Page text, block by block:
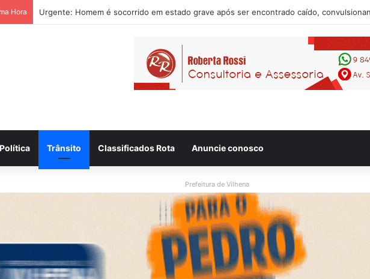
Hora Rosangela Donadon tem candidatura à reeleição homologada durante convenção
Política Trânsito Classificados Rota Anuncie conosco
Prefeitura de Vilhena